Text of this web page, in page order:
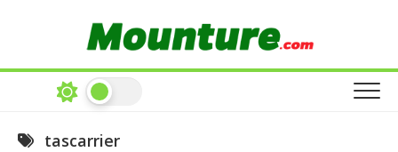
tascarrier